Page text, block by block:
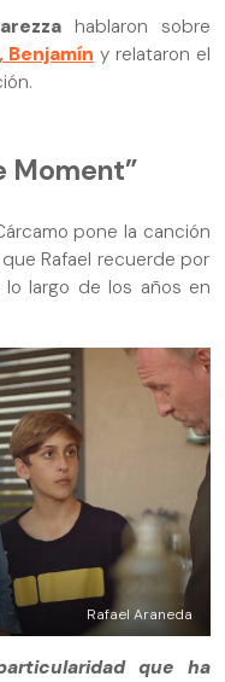
hablaron sobre
Benjamín y relataron el
Moment”
pone la canción
Rafael recuerde por
largo de los años en
Rafael Araneda
que ha